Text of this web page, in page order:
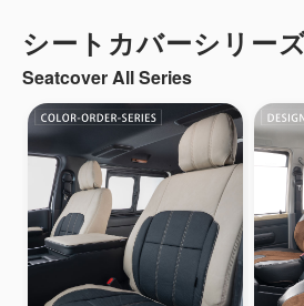
シートカバーシリー
Seatcover All Series